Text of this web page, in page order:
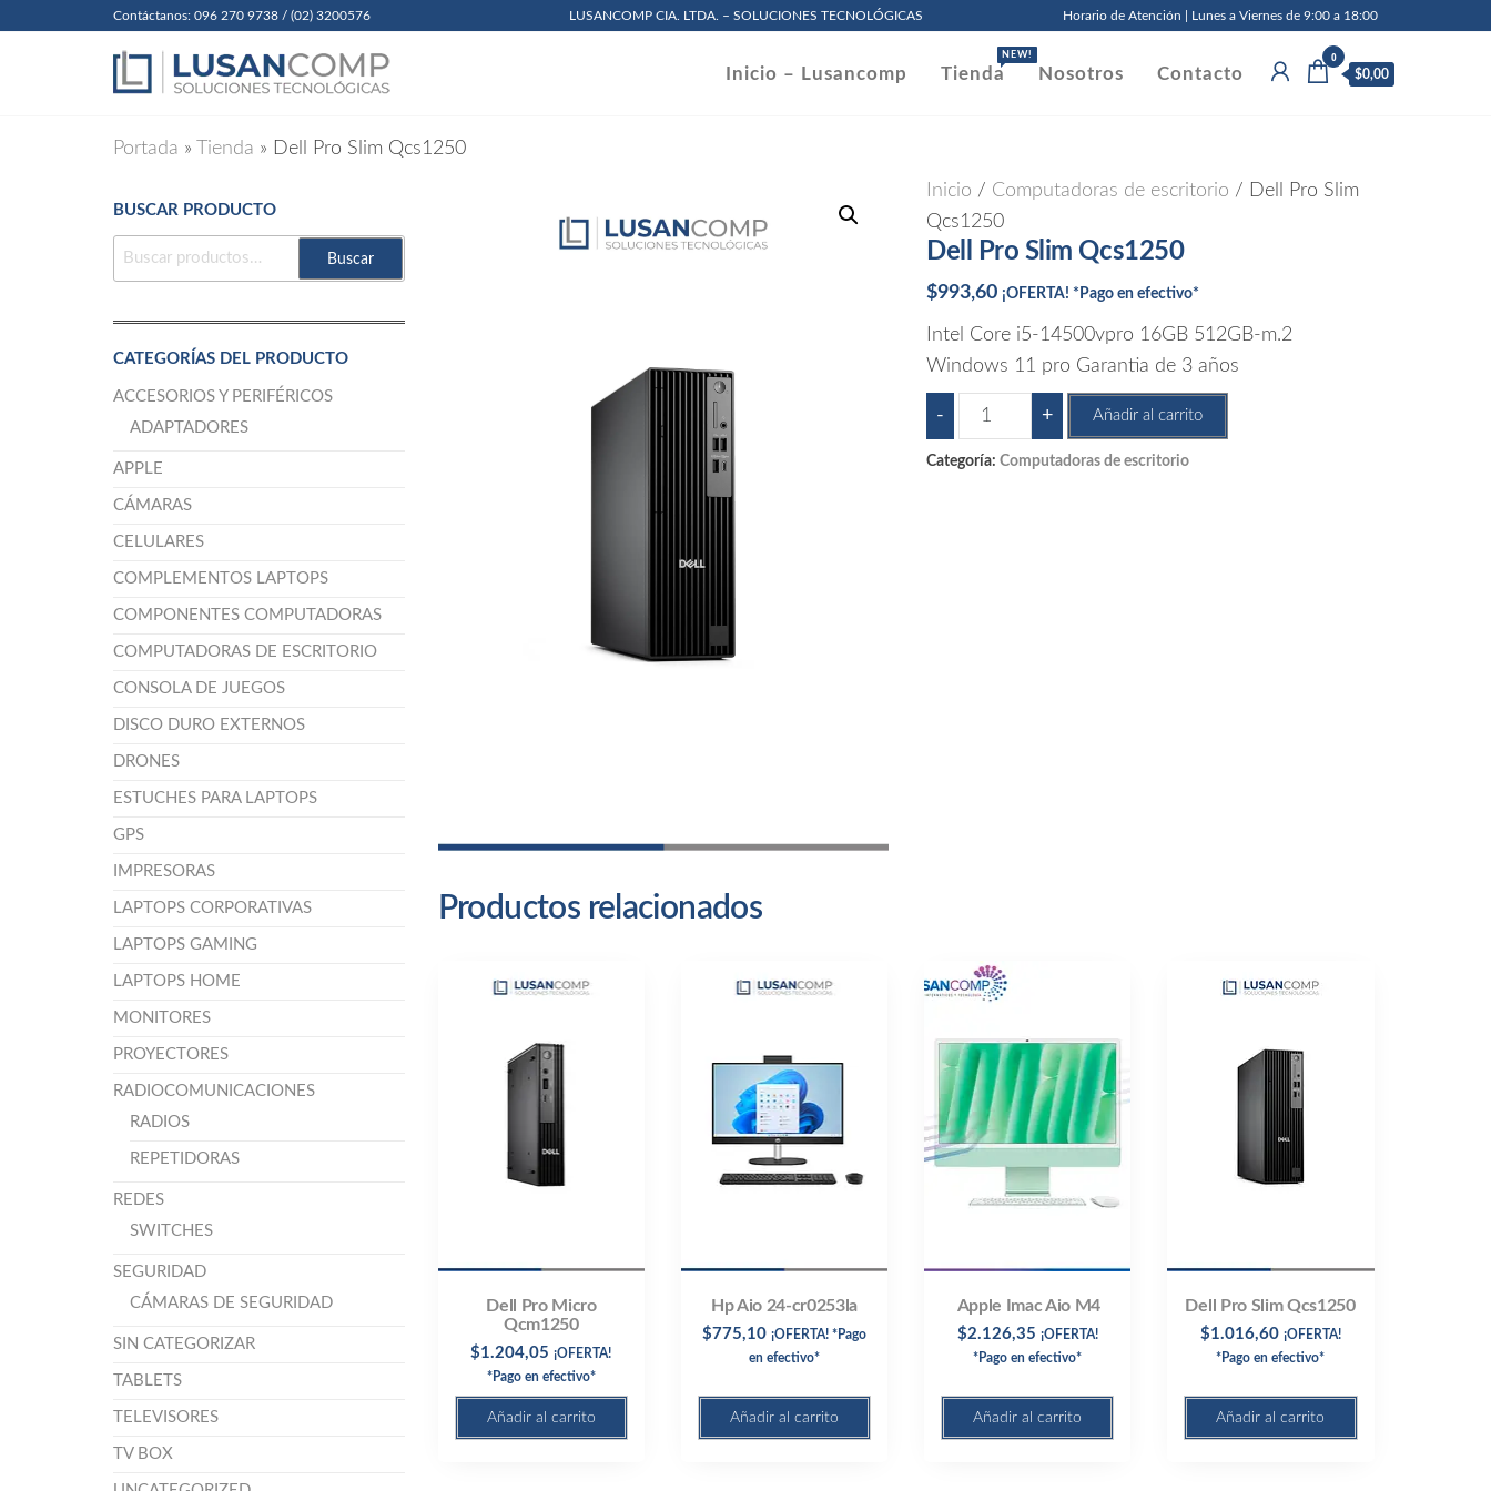
Contáctanos: 096 270 9738 / (02) 3200576 LUSANCOMP CIA. LTDA. – SOLUCIONES TECNOLÓGICAS Horario de Atención | Lunes a Viernes de 9:00 a 18:00
Inicio – Lusancomp Tienda
NEW!
Nosotros Contacto
0
$0,00
Portada » Tienda » Dell Pro Slim Qcs1250
Inicio / Computadoras de escritorio / Dell Pro Slim
Qcs1250
Dell Pro Slim Qcs1250
$993,60 ¡OFERTA! *Pago en efectivo*
Intel Core i5-14500vpro 16GB 512GB-m.2
Windows 11 pro Garantia de 3 años
-
Dell
Pro
Slim
+ Añadir al carrito
Categoría:Computadoras de escritorio
Productos relacionados
Dell Pro Micro
Qcm1250
$1.204,05 ¡OFERTA!
*Pago en efectivo*
Añadir al carrito
Hp Aio 24-cr0253la
$775,10 ¡OFERTA! *Pago
en efectivo*
Añadir al carrito
Apple Imac Aio M4
$2.126,35 ¡OFERTA!
*Pago en efectivo*
Añadir al carrito
Dell Pro Slim Qcs1250
$1.016,60 ¡OFERTA!
*Pago en efectivo*
Añadir al carrito
BUSCAR PRODUCTO
BUSCAR
Buscar
CATEGORÍAS DEL PRODUCTO
ACCESORIOS Y PERIFÉRICOS
ADAPTADORES
APPLE
CÁMARAS
CELULARES
COMPLEMENTOS LAPTOPS
COMPONENTES COMPUTADORAS
COMPUTADORAS DE ESCRITORIO
CONSOLA DE JUEGOS
DISCO DURO EXTERNOS
DRONES
ESTUCHES PARA LAPTOPS
GPS
IMPRESORAS
LAPTOPS CORPORATIVAS
LAPTOPS GAMING
LAPTOPS HOME
MONITORES
PROYECTORES
RADIOCOMUNICACIONES
RADIOS
REPETIDORAS
REDES
SWITCHES
SEGURIDAD
CÁMARAS DE SEGURIDAD
SIN CATEGORIZAR
TABLETS
TELEVISORES
TV BOX